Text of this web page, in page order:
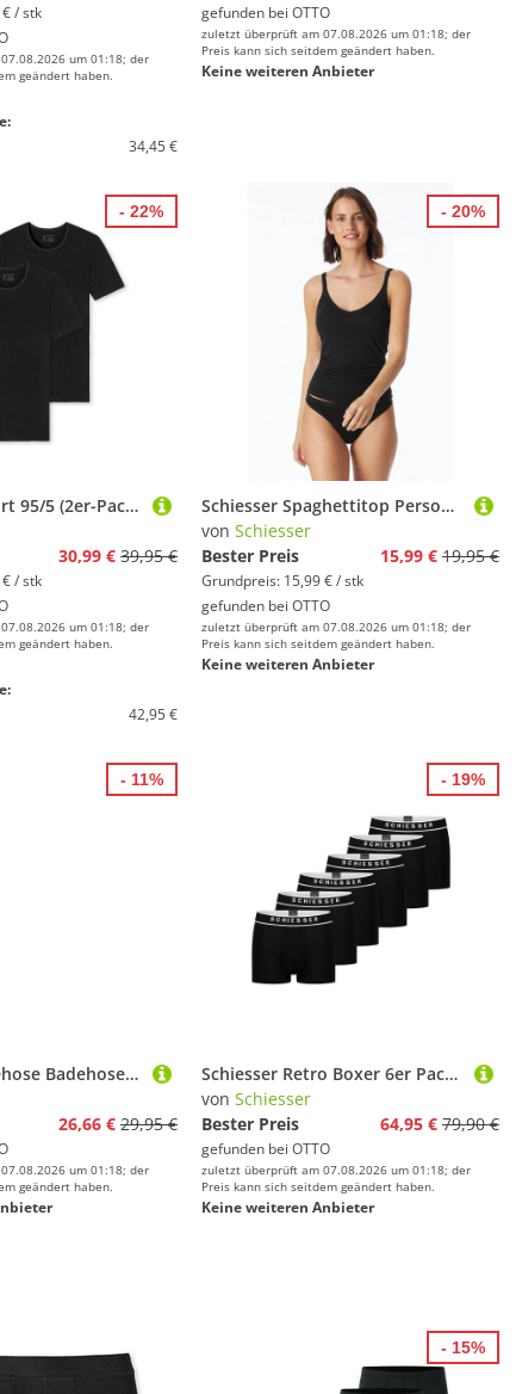
/ stk
um 01:18; der
geändert haben.
34,45 €
gefunden bei OTTO
zuletzt überprüft am 07.08.2026 um 01:18; der
Preis kann sich seitdem geändert haben.
Keine weiteren Anbieter
Schiesser T-Shirt 95/5 (2er-Pack) mit Rundhalsausschnitt, Cotton-Mix, Single Jersey
30,99 € 39,95 €
/ stk
um 01:18; der
geändert haben.
42,95 €
- 22%
Schiesser Spaghettitop Personal Fit V-Ausschnitt, atmungsaktiv, schmale Träger
von Schiesser
Bester Preis
15,99 € 19,95 €
Grundpreis: 15,99 € / stk
gefunden bei OTTO
zuletzt überprüft am 07.08.2026 um 01:18; der
Preis kann sich seitdem geändert haben.
Keine weiteren Anbieter
- 20%
Schiesser Badehose Badehose Slip
26,66 € 29,95 €
um 01:18; der
geändert haben.
- 11%
Schiesser Retro Boxer 6er Pack - 95/5 - Cotton (Spar-Set) Retro Short / Pant - Baumwolle - ohne Eingriff
von Schiesser
Bester Preis
64,95 € 79,90 €
gefunden bei OTTO
zuletzt überprüft am 07.08.2026 um 01:18; der
Preis kann sich seitdem geändert haben.
Keine weiteren Anbieter
- 19%
- 15%